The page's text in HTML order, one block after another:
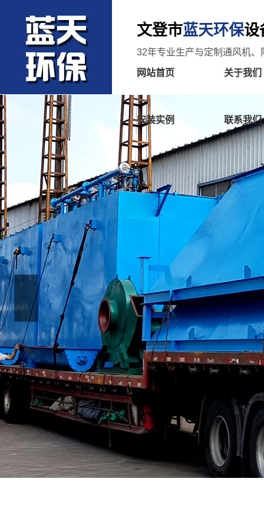
文登市蓝天环保设
32年专业生产与定制通风机、
网站首页 关于我们
安装实例 联系我们